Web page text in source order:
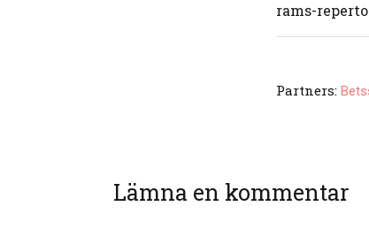
rams-
Partners:
Lämna en kommentar